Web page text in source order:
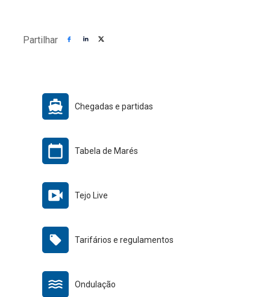
Partilhar
Chegadas e partidas
Tabela de Marés
Tejo Live
Tarifários e regulamentos
Ondulação